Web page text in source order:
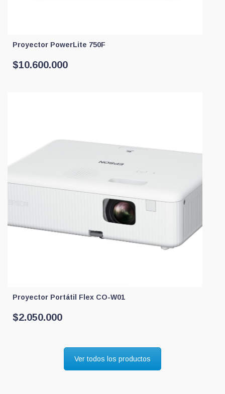
Proyector PowerLite 750F
$10.600.000
Proyector Portátil Flex CO-W01
$2.050.000
Ver todos los productos